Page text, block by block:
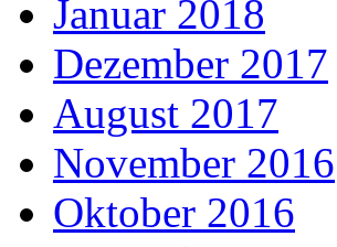
Januar 2018
Dezember 2017
August 2017
November 2016
Oktober 2016